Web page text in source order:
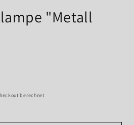
"Metall
berechnet